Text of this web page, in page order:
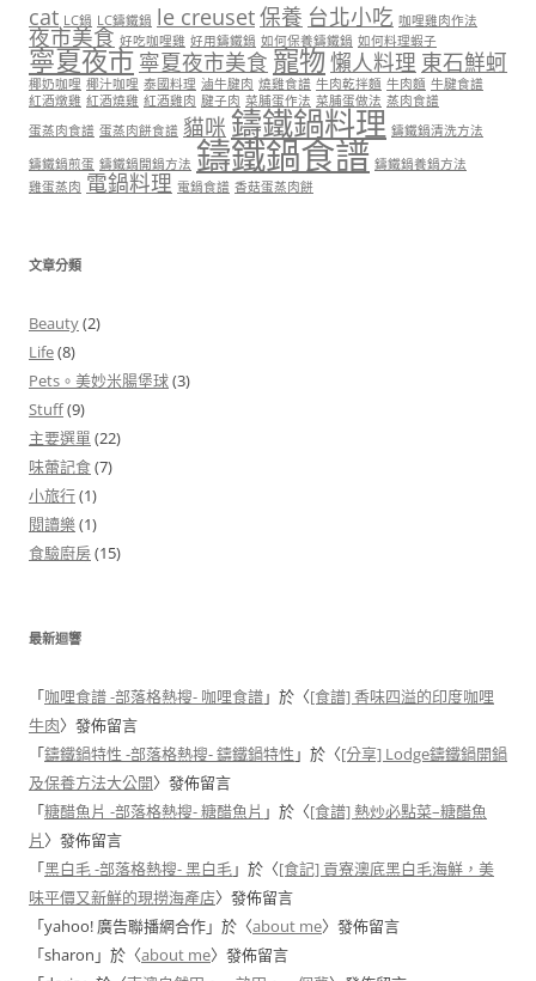
cat LC鍋 LC鑄鐵鍋 le creuset保養 台北小吃 咖哩雞肉作法
夜市美食 好吃咖哩雞 好用鑄鐵鍋 如何保養鑄鐵鍋 如何料理蝦子
寧夏夜市 寧夏夜市美食 寵物懶人料理 東石鮮蚵
椰奶咖哩 椰汁咖哩 泰國料理 滷牛腱肉 燒雞食譜 牛肉乾拌麵 牛肉麵 牛腱食譜
紅酒燉雞 紅酒燒雞 紅酒雞肉 腱子肉 菜脯蛋作法 菜脯蛋做法 蒸肉食譜
蛋蒸肉食譜 蛋蒸肉餅食譜 貓咪 鑄鐵鍋料理 鑄鐵鍋清洗方法
鑄鐵鍋煎蛋 鑄鐵鍋開鍋方法 鑄鐵鍋食譜 鑄鐵鍋養鍋方法
雞蛋蒸肉 電鍋料理 電鍋食譜 香菇蛋蒸肉餅
文章分類
Beauty(2)
Life(8)
Pets。美妙米腸堡球(3)
Stuff(9)
主要選單(22)
味蕾記食(7)
小旅行(1)
閱讀樂(1)
食驗廚房(15)
最新迴響
「咖哩食譜 -部落格熱搜- 咖哩食譜」於〈[食譜] 香味四溢的印度咖哩
牛肉〉發佈留言
「鑄鐵鍋特性 -部落格熱搜- 鑄鐵鍋特性 」於〈[分享] Lodge鑄鐵鍋開鍋
及保養方法大公開〉發佈留言
「糖醋魚片 -部落格熱搜- 糖醋魚片 」於〈[食譜] 熱炒必點菜–糖醋魚
片 〉發佈留言
「黑白毛 -部落格熱搜- 黑白毛」於〈[食記] 貢寮澳底黑白毛海鮮，美
味平價又新鮮的現撈海產店〉發佈留言
「yahoo! 廣告聯播網合作」於〈about me〉發佈留言
「sharon 」於〈about me〉發佈留言